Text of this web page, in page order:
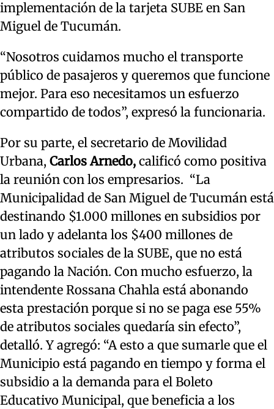
implementación de la tarjeta SUBE en San
Miguel de Tucumán.
“Nosotros cuidamos mucho el transporte
público de pasajeros y queremos que funcione
mejor. Para eso necesitamos un esfuerzo
compartido de todos”, expresó la funcionaria.
Por su parte, el secretario de Movilidad
Urbana, Carlos Arnedo, calificó como positiva
la reunión con los empresarios. “La
Municipalidad de San Miguel de Tucumán está
destinando $1.000 millones en subsidios por
un lado y adelanta los $400 millones de
atributos sociales de la SUBE, que no está
pagando la Nación. Con mucho esfuerzo, la
intendente Rossana Chahla está abonando
esta prestación porque si no se paga ese 55%
de atributos sociales quedaría sin efecto”,
detalló. Y agregó: “A esto a que sumarle que el
Municipio está pagando en tiempo y forma el
subsidio a la demanda para el Boleto
Educativo Municipal, que beneficia a los